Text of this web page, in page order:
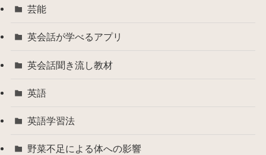
芸能
英会話が学べるアプリ
英会話聞き流し教材
英語
英語学習法
野菜不足による体への影響